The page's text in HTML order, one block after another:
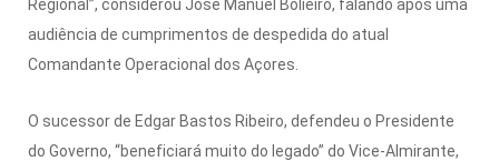
Regional”, considerou José Manuel Bolieiro, falando após uma
audiência de cumprimentos de despedida do atual
Comandante Operacional dos Açores.
O sucessor de Edgar Bastos Ribeiro, defendeu o Presidente
do Governo, “beneficiará muito do legado” do Vice-Almirante,